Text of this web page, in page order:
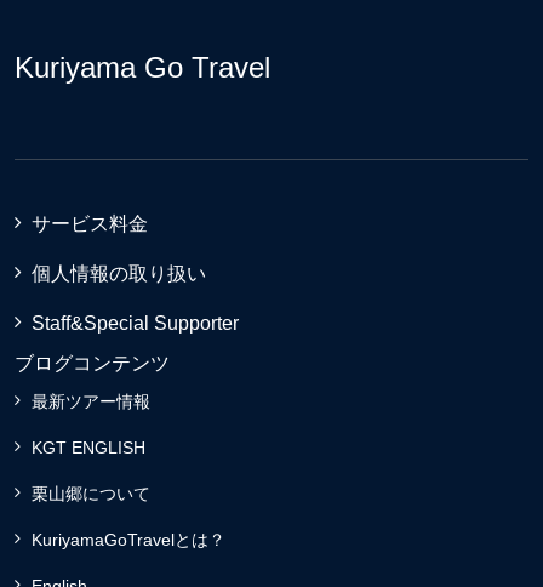
Kuriyama Go Travel
サービス料金
個人情報の取り扱い
Staff&Special Supporter
ブログコンテンツ
最新ツアー情報
KGT ENGLISH
栗山郷について
KuriyamaGoTravelとは？